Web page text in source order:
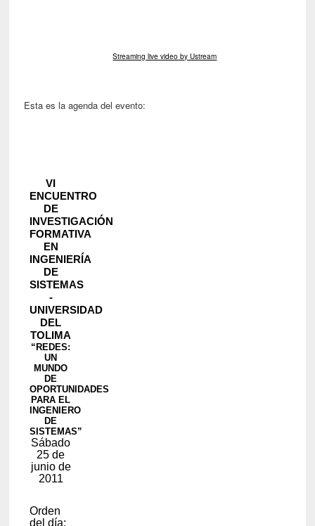
Streaming live video by Ustream
Esta es la agenda del evento: